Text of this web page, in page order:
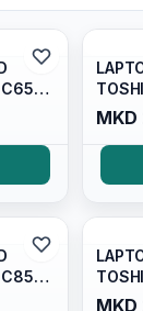
B350
P55t